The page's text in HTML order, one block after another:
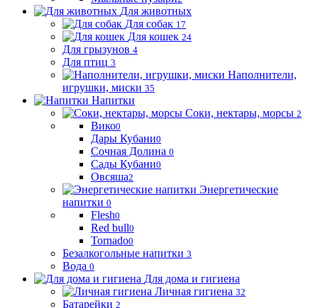
Для животных
Для собак 17
Для кошек 24
Для грызунов 4
Для птиц 3
Наполнители,
игрушки, миски 35
Напитки
Соки, нектары, морсы 2
Вико0
Дары Кубани0
Сочная Долина 0
Сады Кубани0
Овсяша2
Энергетические
напитки 0
Flesh0
Red bull0
Tornado0
Безалкогольные напитки 3
Вода 0
Для дома и гигиена
Личная гигиена 32
Батарейки 2